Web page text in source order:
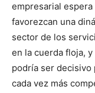
empresarial
favorezcan una
sector de los
en la cuerda floja,
podría ser decisivo
cada vez más